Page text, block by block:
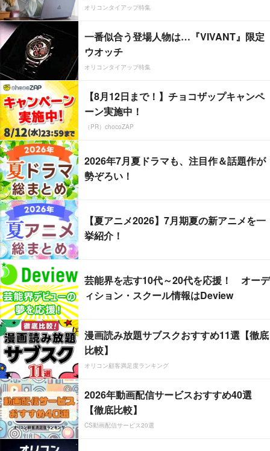
オリコンタイアップ特集
一番似合う登場人物は…『VIVANT』限定
ウオッチ
オリコンタイアップ特集
【8月12日まで！】チョコザップキャンペ
ーン実施中！
（PR）chocoZAP
2026年7月夏ドラマも、注目作＆話題作が
勢ぞろい！
【夏アニメ2026】7月期夏の新アニメを一
挙紹介！
芸能界を志す10代～20代を応援！ オーデ
ィション・スクール情報はDeview
漫画読み放題サブスクおすすめ11選【徹底
比較】
オリコン顧客満足度ランキング
2026年動画配信サービスおすすめ40選
【徹底比較】
CS動画配信サービス20選